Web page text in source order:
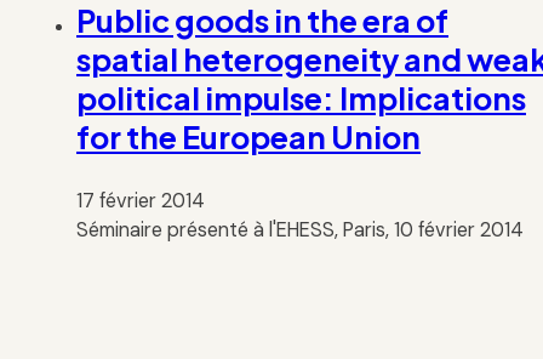
Public goods in the era of
spatial heterogeneity and
political impulse: Implications
for the European Union
17 février 2014
Séminaire présenté à l'EHESS, Paris, 10 février 2014